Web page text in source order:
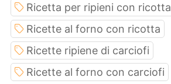
Ricetta per ripieni con ricotta
Ricette al forno con ricotta
Ricette ripiene di carciofi
Ricette al forno con carciofi